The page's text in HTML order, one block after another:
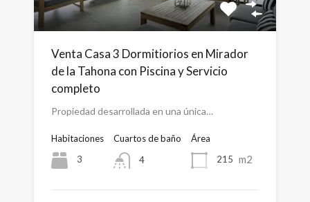
Venta Casa 3 Dormitiorios en Mirador
de la Tahona con Piscina y Servicio
completo
Propiedad desarrollada en una única…
Habitaciones
3
Cuartos de baño
4
Área
215 m2